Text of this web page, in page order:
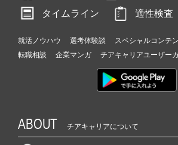
タイムライン
適性検査
就活ノウハウ 選考体験談 スペシャルコンテ
転職相談
企業マンガ チアキャリアユーザー
ABOUT チアキャリアについて